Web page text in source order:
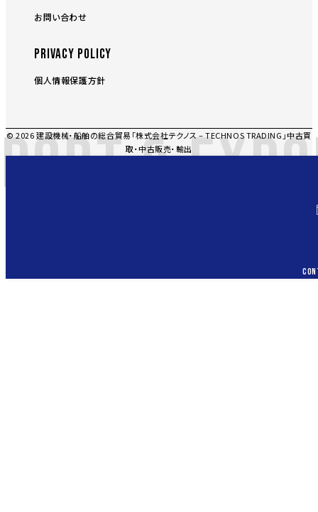
お問い合わせ
PRIVACY POLICY
個人情報保護方針
&
© 2026 建設機械・船舶の総合貿易「株式会社テクノス – TECHNOS TRADING」中古買
取・中古販売・輸出